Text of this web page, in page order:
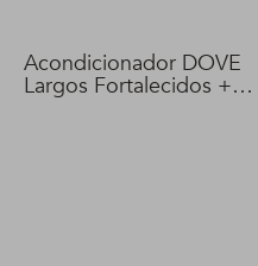
Acondicionador DOVE
Largos Fortalecidos +